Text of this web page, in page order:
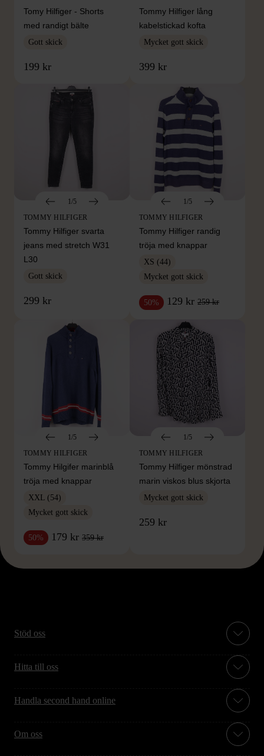
Tomy Hilfiger - Shorts
med randigt bälte
Gott skick
199 kr
Tommy Hilfiger lång
kabelstickad kofta
Mycket gott skick
399 kr
1/5
TOMMY HILFIGER
Tommy Hilfiger svarta
jeans med stretch W31
L30
Gott skick
299 kr
1/5
TOMMY HILFIGER
Tommy Hilfiger randig
tröja med knappar
XS (44)
Mycket gott skick
50% 129 kr 259 kr
1/5
TOMMY HILFIGER
Tommy Hilgifer marinblå
tröja med knappar
XXL (54)
Mycket gott skick
50% 179 kr 359 kr
1/5
TOMMY HILFIGER
Tommy Hilfiger mönstrad
marin viskos blus skjorta
Mycket gott skick
259 kr
Stöd oss
Hitta till oss
Handla second hand online
Om oss